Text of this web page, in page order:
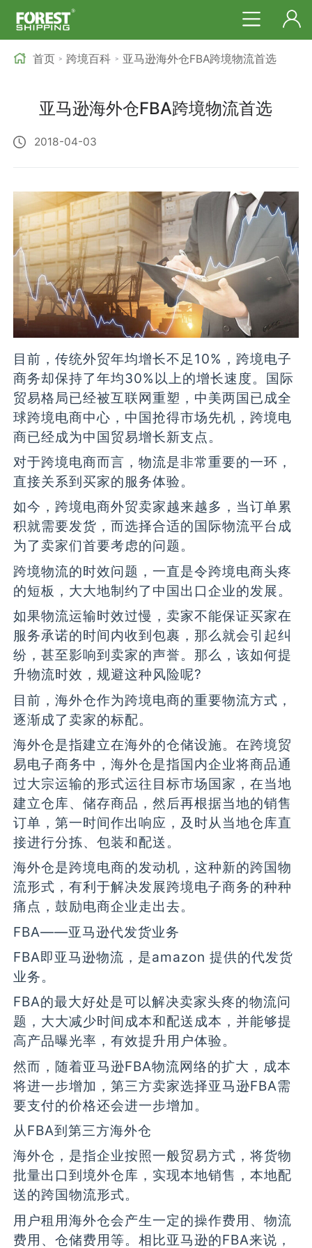
首页 > 跨境百科 > 亚马逊海外仓FBA跨境物流首选
亚马逊海外仓FBA跨境物流首选
2018-04-03
目前，传统外贸年均增长不足10%，跨境电子
商务却保持了年均30%以上的增长速度。国际
贸易格局已经被互联网重塑，中美两国已成全
球跨境电商中心，中国抢得市场先机，跨境电
商已经成为中国贸易增长新支点。
对于跨境电商而言，物流是非常重要的一环，
直接关系到买家的服务体验。
如今，跨境电商外贸卖家越来越多，当订单累
积就需要发货，而选择合适的国际物流平台成
为了卖家们首要考虑的问题。
跨境物流的时效问题，一直是令跨境电商头疼
的短板，大大地制约了中国出口企业的发展。
如果物流运输时效过慢，卖家不能保证买家在
服务承诺的时间内收到包裹，那么就会引起纠
纷，甚至影响到卖家的声誉。那么，该如何提
升物流时效，规避这种风险呢?
目前，海外仓作为跨境电商的重要物流方式，
逐渐成了卖家的标配。
海外仓是指建立在海外的仓储设施。在跨境贸
易电子商务中，海外仓是指国内企业将商品通
过大宗运输的形式运往目标市场国家，在当地
建立仓库、储存商品，然后再根据当地的销售
订单，第一时间作出响应，及时从当地仓库直
接进行分拣、包装和配送。
海外仓是跨境电商的发动机，这种新的跨国物
流形式，有利于解决发展跨境电子商务的种种
痛点，鼓励电商企业走出去。
FBA——亚马逊代发货业务
FBA即亚马逊物流，是amazon 提供的代发货
业务。
FBA的最大好处是可以解决卖家头疼的物流问
题，大大减少时间成本和配送成本，并能够提
高产品曝光率，有效提升用户体验。
然而，随着亚马逊FBA物流网络的扩大，成本
将进一步增加，第三方卖家选择亚马逊FBA需
要支付的价格还会进一步增加。
从FBA到第三方海外仓
海外仓，是指企业按照一般贸易方式，将货物
批量出口到境外仓库，实现本地销售，本地配
送的跨国物流形式。
用户租用海外仓会产生一定的操作费用、物流
费用、仓储费用等。相比亚马逊的FBA来说，